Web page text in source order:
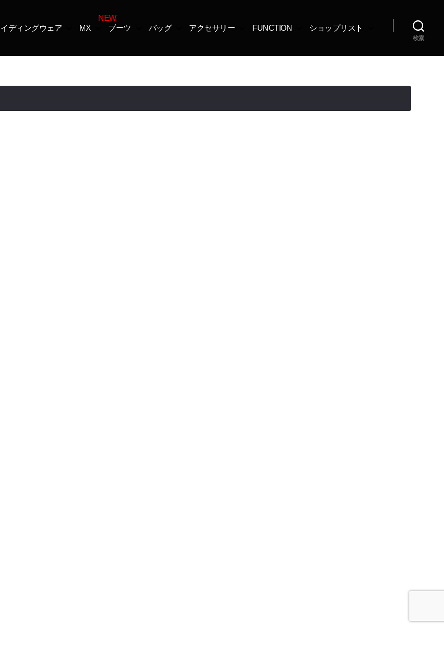
ディングウェア MX ブーツ バッグ アクセサリー FUNCTION ショップリスト
検索